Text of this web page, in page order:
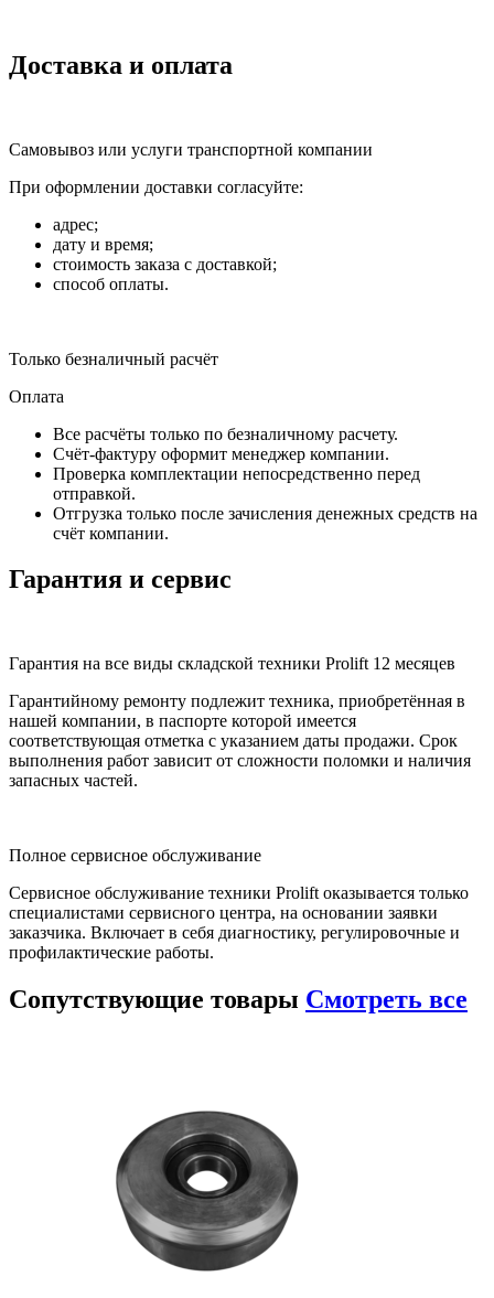
Доставка и оплата
Самовывоз или услуги транспортной компании
При оформлении доставки согласуйте:
адрес;
дату и время;
стоимость заказа с доставкой;
способ оплаты.
Только безналичный расчёт
Оплата
Все расчёты только по безналичному расчету.
Счёт-фактуру оформит менеджер компании.
Проверка комплектации непосредственно перед
отправкой.
Отгрузка только после зачисления денежных средств на
счёт компании.
Гарантия и сервис
Гарантия на все виды складской техники Prolift 12 месяцев
Гарантийному ремонту подлежит техника, приобретённая в
нашей компании, в паспорте которой имеется
соответствующая отметка с указанием даты продажи. Срок
выполнения работ зависит от сложности поломки и наличия
запасных частей.
Полное сервисное обслуживание
Сервисное обслуживание техники Prolift оказывается только
специалистами сервисного центра, на основании заявки
заказчика. Включает в себя диагностику, регулировочные и
профилактические работы.
Сопутствующие товары Смотреть все